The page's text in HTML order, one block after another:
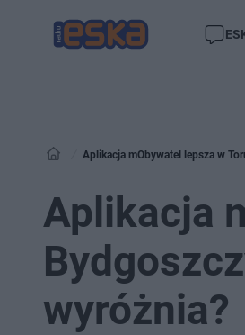
Aplikacja mObywatel lepsza w
Aplikacja
wyróżnia?